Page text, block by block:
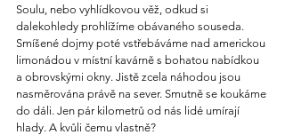
Soulu, nebo vyhlídkovou věž, odkud si
dalekohledy prohlížíme obávaného souseda.
Smíšené dojmy poté vstřebáváme nad americkou
limonádou v místní kavárně s bohatou nabídkou
a obrovskými okny. Jistě zcela náhodou jsou
nasměrována právě na sever. Smutně se koukáme
do dáli. Jen pár kilometrů od nás lidé umírají
hlady. A kvůli čemu vlastně?